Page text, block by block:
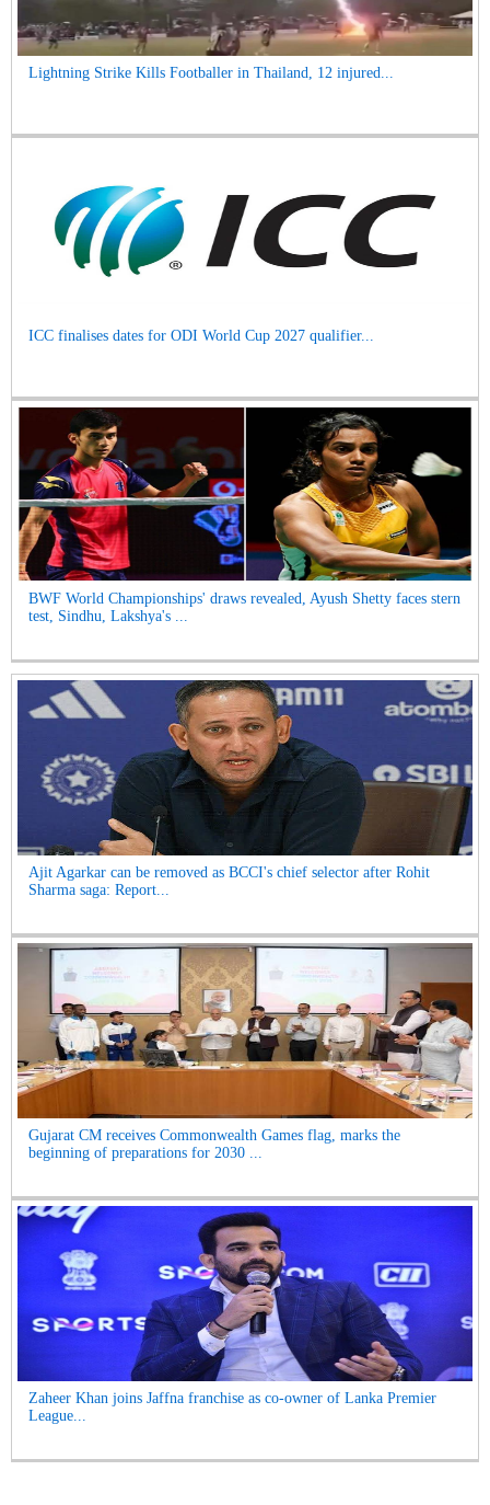
Lightning Strike Kills Footballer in Thailand, 12 injured...
ICC finalises dates for ODI World Cup 2027 qualifier...
BWF World Championships' draws revealed, Ayush Shetty faces stern
test, Sindhu, Lakshya's ...
Ajit Agarkar can be removed as BCCI's chief selector after Rohit
Sharma saga: Report...
Gujarat CM receives Commonwealth Games flag, marks the
beginning of preparations for 2030 ...
Zaheer Khan joins Jaffna franchise as co-owner of Lanka Premier
League...